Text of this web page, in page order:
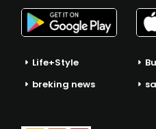
Life+Style
breking news